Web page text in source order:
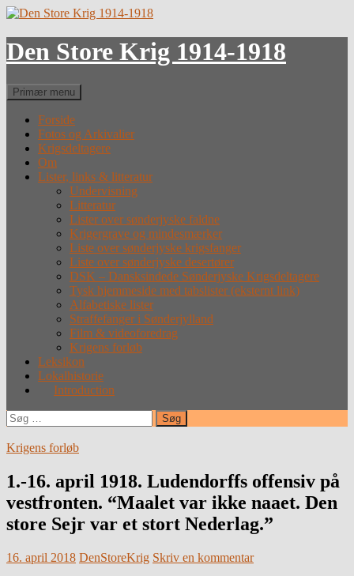
Hop
indhold
Den Store Krig 1914-1918
Søg
Primær menu
Forside
Fotos og Arkivalier
Krigsdeltagere
Om
Lister, links & litteratur
Undervisning
Litteratur
Lister over sønderjyske faldne
Krigergrave og mindesmærker
Liste over sønderjyske krigsfanger
Liste over sønderjyske desertører
DSK – Dansksindede Sønderjyske Krigsdeltagere
Tysk hjemmeside med tabslister (eksternt link)
Alfabetiske lister
Straffefanger i Sønderjylland
Film & videoforedrag
Krigens forløb
Leksikon
Lokalhistorie
Introduction
Søg
efter:
Krigens forløb
1.-16. april 1918. Ludendorffs offensiv på
vestfronten. “Maalet var ikke naaet. Den
store Sejr var et stort Nederlag.”
16. april 2018 DenStoreKrig Skriv en kommentar